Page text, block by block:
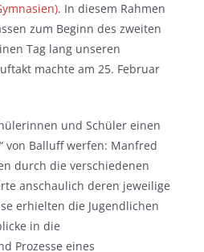
. In diesem Rahmen
zum Beginn des zweiten
Tag lang unseren
machte am 25. Februar
und Schüler einen
von Balluff werfen: Manfred
durch die verschiedenen
anschaulich deren jeweilige
erhielten die Jugendlichen
in die
Prozesse eines